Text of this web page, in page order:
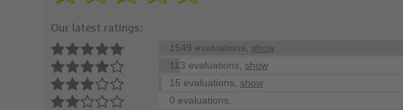
Our latest ratings:
1549 evaluations, show
113 evaluations, show
15 evaluations, show
0 evaluations,